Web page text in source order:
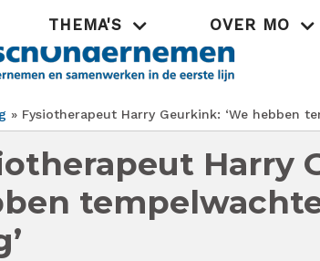
THEMA'S OVER MO
Fysiotherapeut Harry Geurkink: ‘We hebben
Harry